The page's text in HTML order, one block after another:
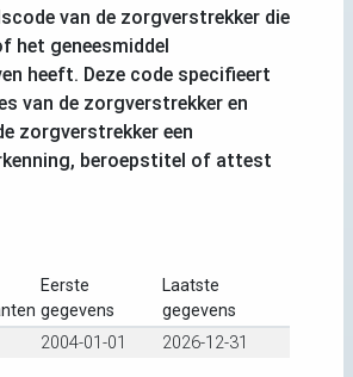
van de zorgverstrekker die
het geneesmiddel
heeft. Deze code specifieert
van de zorgverstrekker en
zorgverstrekker een
beroepstitel of attest
Eerste
gegevens
Laatste
gegevens
2004-01-01 2026-12-31